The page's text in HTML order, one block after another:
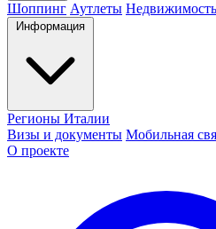
Шоппинг Аутлеты Недвижимость
Информация
Регионы Италии
Визы и документы Мобильная
О проекте